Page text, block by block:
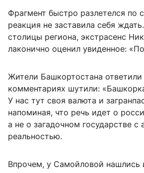
Фрагмент быстро разлетелся по
реакция не заставила себя
столицы региона, экстрасенс
лаконично оценил увиденное:
Жители Башкортостана
комментариях шутили:
У нас тут своя валюта и
напоминая, что речь идет о
а не о загадочном государстве с
реальностью.
Впрочем, у Самойловой нашлись